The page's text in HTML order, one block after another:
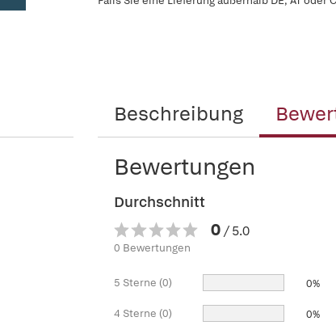
Beschreibung
Bewertungen
Durchschnitt
0 / 5.0
0 Bewertungen
5 Sterne (0) 0%
4 Sterne (0) 0%